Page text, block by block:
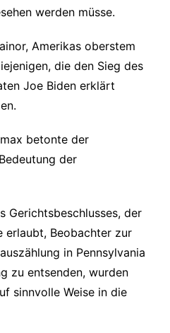
werden müsse.
Amerikas oberstem
die den Sieg des
Joe Biden erklärt
betonte der
der
Gerichtsbeschlusses, der
erlaubt, Beobachter zur
in Pennsylvania
zu entsenden, wurden
sinnvolle Weise in die